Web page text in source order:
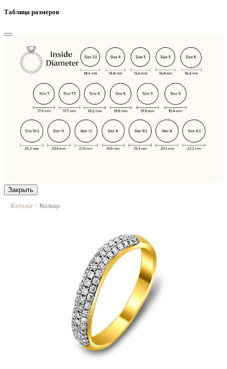
Таблица размеров
Закрыть
Каталог | Кольца